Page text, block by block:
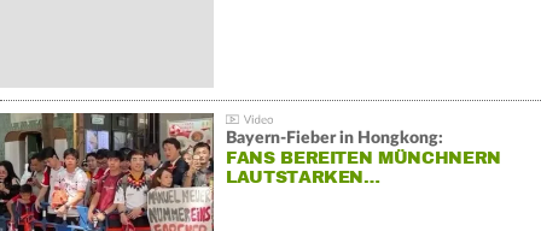
Bayern-Fieber in Hongkong:
FANS BEREITEN MÜNCHNERN
LAUTSTARKEN…